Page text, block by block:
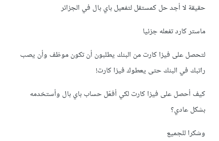
حقيقة لا أجد حل كمستقل لتفعيل باي بال في الجزائر
ماستر كارد تفعله جزئيا
لتحصل على فيزا كارت من البنك يطلبون أن تكون موظف وأن يصب
راتبك في البنك حتى يعطوك فيزا كارت!
كيف أحصل على فيزا كارت لكي أفعّل حساب باي بال وأستخدمه
بشكل عادي؟
وشكرا للجميع